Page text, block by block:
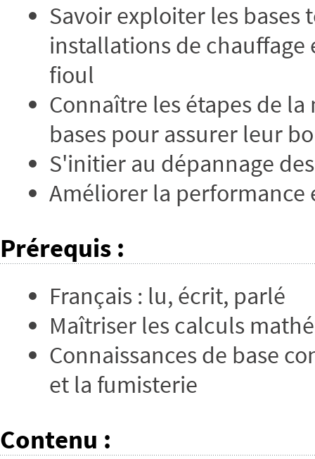
Savoir exploiter les
installations de chauffage
fioul
Connaître les étapes de
bases pour assurer leur
S'initier au dépannage
Améliorer la performance
Prérequis :
Français : lu, écrit, parlé
Maîtriser les calculs
Connaissances de base
et la fumisterie
Contenu :